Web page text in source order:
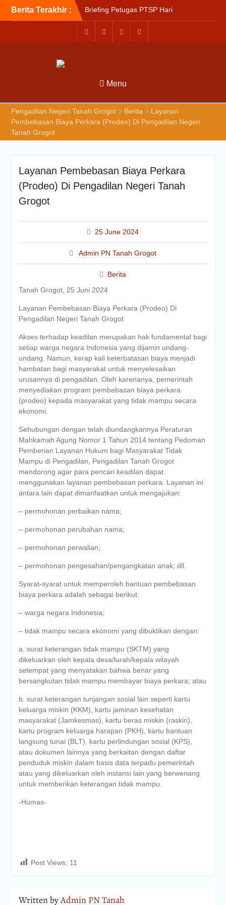
Berita Terakhir :
Briefing Petugas PTSP Hari
Kamis Tanggal 6 Agustus
2026
Sosialisasi Kepesertaan
Tanah Grogot oleh BPJS
Balikapapan
Briefin Petugas PTSP Hari
Senin, 3 Agustus 2026
Menu
Pengadilan Negeri Tanah Grogot> Berita > Layanan
Pembebasan Biaya Perkara (Prodeo) Di Pengadilan Negeri
Tanah Grogot
Layanan Pembebasan Biaya Perkara
(Prodeo) Di Pengadilan Negeri Tanah
Grogot
25 June 2024
Admin PN Tanah Grogot
Berita
Tanah Grogot, 25 Juni 2024
Layanan Pembebasan Biaya Perkara (Prodeo) Di
Pengadilan Negeri Tanah Grogot
Akses terhadap keadilan merupakan hak fundamental bagi
setiap warga negara Indonesia yang dijamin undang-
undang. Namun, kerap kali keterbatasan biaya menjadi
hambatan bagi masyarakat untuk menyelesaikan
urusannya di pengadilan. Oleh karenanya, pemerintah
menyediakan program pembebasan biaya perkara
(prodeo) kepada masyarakat yang tidak mampu secara
ekonomi.
Sehubungan dengan telah diundangkannya Peraturan
Mahkamah Agung Nomor 1 Tahun 2014 tentang Pedoman
Pemberian Layanan Hukum bagi Masyarakat Tidak
Mampu di Pengadilan, Pengadilan Tanah Grogot
mendorong agar para pencari keadilan dapat
menggunakan layanan pembebasan perkara. Layanan ini
antara lain dapat dimanfaatkan untuk mengajukan:
– permohonan perbaikan nama;
– permohonan perubahan nama;
– permohonan perwalian;
– permohonan pengesahan/pengangkatan anak; dll.
Syarat-syarat untuk memperoleh bantuan pembebasan
biaya perkara adalah sebagai berikut:
– warga negara Indonesia;
– tidak mampu secara ekonomi yang dibuktikan dengan:
a. surat keterangan tidak mampu (SKTM) yang
dikeluarkan oleh kepala desa/lurah/kepala wilayah
setempat yang menyatakan bahwa benar yang
bersangkutan tidak mampu membayar biaya perkara; atau
b. surat keterangan tunjangan sosial lain seperti kartu
keluarga miskin (KKM), kartu jaminan kesehatan
masyarakat (Jamkesmas), kartu beras miskin (raskin),
kartu program keluarga harapan (PKH), kartu bantuan
langsung tunai (BLT), kartu perlindungan sosial (KPS),
atau dokumen lainnya yang berkaitan dengan daftar
penduduk miskin dalam basis data terpadu pemerintah
atau yang dikeluarkan oleh instansi lain yang berwenang
untuk memberikan keterangan tidak mampu.
-Humas-
Post Views: 11
Written byAdmin PN Tanah